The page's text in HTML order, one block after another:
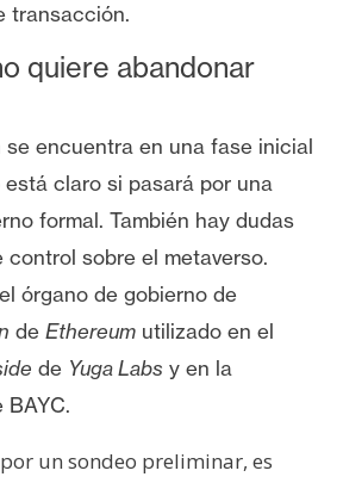
transacción.
quiere abandonar
se encuentra en una fase inicial
claro si pasará por una
formal. También hay dudas
control sobre el metaverso.
órgano de gobierno de
de Ethereum utilizado en el
de Yuga Labs y en la
un sondeo preliminar, es